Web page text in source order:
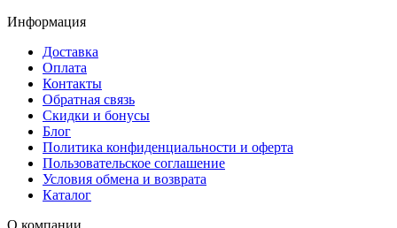
Информация
Доставка
Оплата
Контакты
Обратная связь
Скидки и бонусы
Блог
Политика конфиденциальности и оферта
Пользовательское соглашение
Условия обмена и возврата
Каталог
О компании